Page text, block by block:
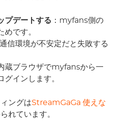
プデートする ：myfans側の
めです。
通信環境が不安定だと失敗する
蔵ブラウザでmyfansから一
グインします。
ングはStreamGaGa 使えな
れています。